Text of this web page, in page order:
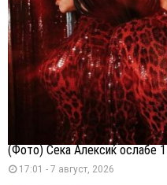
(Фото) Сека Алексиќ ослабе
17:01 - 7 август, 2026